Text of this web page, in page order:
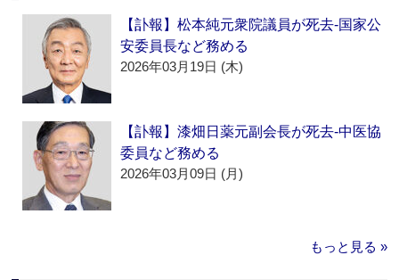
【訃報】松本純元衆院議員が死去‐国家公
安委員長など務める
2026年03月19日 (木)
【訃報】漆畑日薬元副会長が死去‐中医協
委員など務める
2026年03月09日 (月)
もっと見る »